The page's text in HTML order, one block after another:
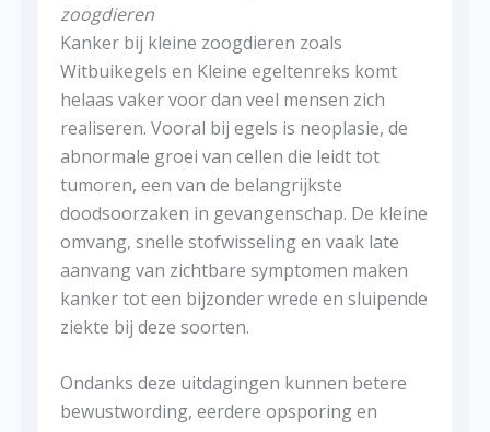
zoogdieren
Kanker bij kleine zoogdieren zoals
Witbuikegels en Kleine egeltenreks komt
helaas vaker voor dan veel mensen zich
realiseren. Vooral bij egels is neoplasie, de
abnormale groei van cellen die leidt tot
tumoren, een van de belangrijkste
doodsoorzaken in gevangenschap. De kleine
omvang, snelle stofwisseling en vaak late
aanvang van zichtbare symptomen maken
kanker tot een bijzonder wrede en sluipende
ziekte bij deze soorten.
Ondanks deze uitdagingen kunnen betere
bewustwording, eerdere opsporing en